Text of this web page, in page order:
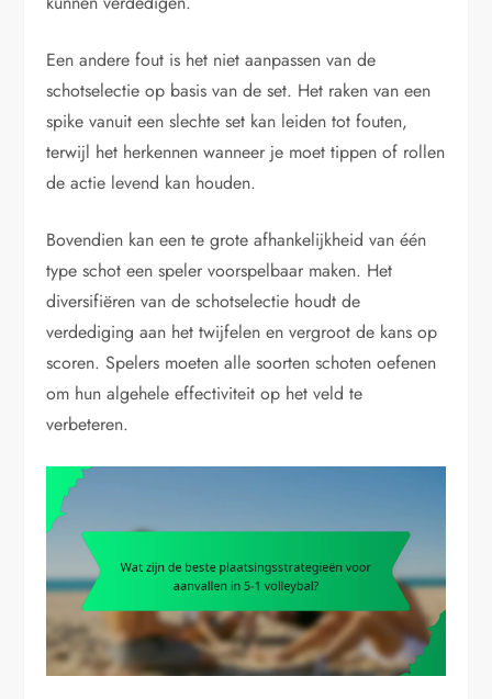
Een andere fout is het niet aanpassen van de
schotselectie op basis van de set. Het raken van een
spike vanuit een slechte set kan leiden tot fouten,
terwijl het herkennen wanneer je moet tippen of rollen
de actie levend kan houden.
Bovendien kan een te grote afhankelijkheid van één
type schot een speler voorspelbaar maken. Het
diversifiëren van de schotselectie houdt de
verdediging aan het twijfelen en vergroot de kans op
scoren. Spelers moeten alle soorten schoten oefenen
om hun algehele effectiviteit op het veld te
verbeteren.